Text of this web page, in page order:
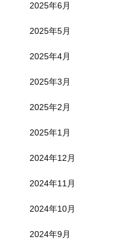
2025年6月
2025年5月
2025年4月
2025年3月
2025年2月
2025年1月
2024年12月
2024年11月
2024年10月
2024年9月